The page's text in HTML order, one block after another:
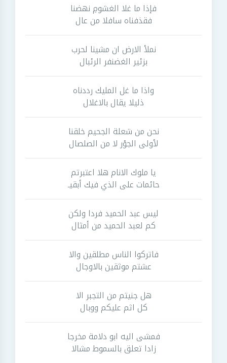
فإذا ما غلا الغشومِ نهضنا
فقذفناه سافلا من عال
نملأ الارض ان مشينا لحرب
بزئير الغضنفر الرئبال
واذا ما غل المليك رددناه
ذليلا يقال بالاغلال
نحن من شعلة الجحيم خلقنا
لأولى الجوْر لا من الصلصال
يا ملوك الانام هلا اعتبرتم
حائمات على الذي فيك أبقيـ
ليس عبد الحميد فردا ولكن
كم لعبد الحميد من أمثال
فاتركوا الناس مطلقين والا
عشتم موثقين بالاوجال
هل جنيتم من التجبر الا
كل اثم عليكم ووبال
فمشى اليه ابو دلامة مخرجا
زادا تعلق بالسموط مشالا